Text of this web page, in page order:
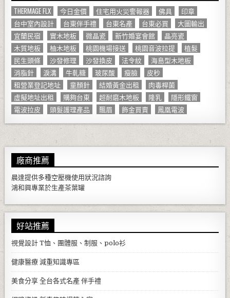
THERMAGE FLX 今日金價 住宅用火災警報器 佛具
印章
台中室內設計
台東伴手禮 台東名產 台東必買
大圖輸出
宜蘭民宿
實木地板 微晶瓷 新竹婚宴會館
晶亮瓷
木質地板
柚木地板 桃園機場接送 桃園音波拉提
植髮
民生頭條
沙發修理 沙發換皮 法令紋
海島型木地板
消脂針
淚溝 牛軋糖 玻尿酸 瘦臉
皮秒
租營業登記地址
童顏針 結婚黃金出租
肉毒桿菌
虛擬地址出租
購夠台東 超耐磨木地板 隆乳
隱形鐵窗
電波拉皮
頭髮護理產品 飄眉 飾金買賣 鳳凰電波
廠商推薦
晨達提供多種空壓機使用狀況諮詢
鴻和興專業於生產茶葉罐
好站推薦
視覺設計 T恤、團體服、制服、polo衫
健康醫療 減重知識專區
美食分享 全台各式名產 伴手禮